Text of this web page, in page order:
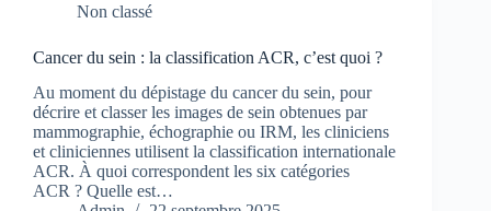
Non classé
Cancer du sein : la classification ACR, c’est quoi ?
Au moment du dépistage du cancer du sein, pour
décrire et classer les images de sein obtenues par
mammographie, échographie ou IRM, les cliniciens
et cliniciennes utilisent la classification internationale
ACR. À quoi correspondent les six catégories
ACR ? Quelle est…